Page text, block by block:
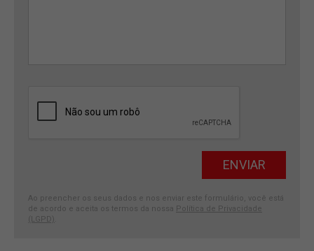
Ao preencher os seus dados e nos enviar este formulário, você está
de acordo e aceita os termos da nossa Política de Privacidade
(LGPD)